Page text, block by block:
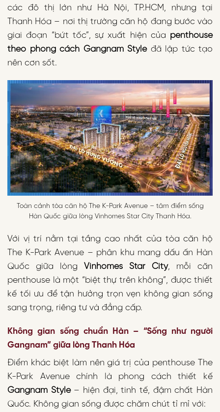
các đô thị lớn như Hà Nội, TP.HCM, nhưng tại
Thanh Hóa – nơi thị trường căn hộ đang bước vào
giai đoạn “bứt tốc”, sự xuất hiện của penthouse
theo phong cách Gangnam Styleđã lập tức tạo
nên cơn sốt.
Toàn cảnh tòa căn hộ The K-Park Avenue – tâm điểm sống
Hàn Quốc giữa lòng Vinhomes Star City Thanh Hóa.
Với vị trí nằm tại tầng cao nhất của tòa căn hộ
The K-Park Avenue – phân khu mang dấu ấn Hàn
Quốc giữa lòng Vinhomes Star City, mỗi căn
penthouse là một “biệt thự trên không”, được thiết
kế tối ưu để tận hưởng trọn vẹn không gian sống
sang trọng, riêng tư và đẳng cấp.
Không gian sống chuẩn Hàn – “Sống như người
Gangnam” giữa lòng Thanh Hóa
Điểm khác biệt làm nên giá trị của penthouse The
K-Park Avenue chính là phong cách thiết kế
Gangnam Style– hiện đại, tinh tế, đậm chất Hàn
Quốc. Không gian sống được chăm chút tỉ mỉ với: